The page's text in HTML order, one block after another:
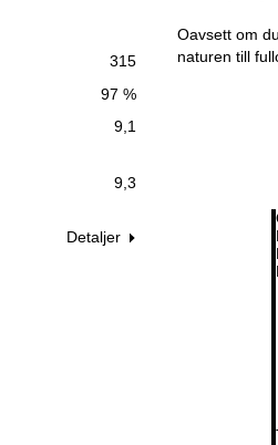
315
97 %
9,1
9,3
Detaljer
Oavsett om
naturen till